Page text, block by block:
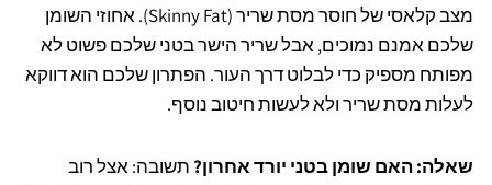
מצב קלאסי של חוסר מסת שריר (Skinny Fat). אחוזי השומן
שלכם אמנם נמוכים, אבל שריר הישר בטני שלכם פשוט לא
מפותח מספיק כדי לבלוט דרך העור. הפתרון שלכם הוא דווקא
לעלות מסת שריר ולא לעשות חיטוב נוסף.
שאלה: האם שומן בטני יורד אחרון? תשובה: אצל רוב